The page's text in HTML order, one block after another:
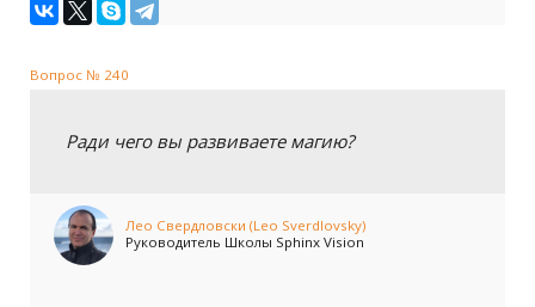
Вопрос № 240
Ради чего вы развиваете магию?
Лео Свердловски (Leo Sverdlovsky)
Руководитель Школы Sphinx Vision